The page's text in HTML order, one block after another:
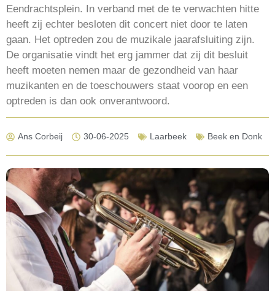
Eendrachtsplein. In verband met de te verwachten hitte
heeft zij echter besloten dit concert niet door te laten
gaan. Het optreden zou de muzikale jaarafsluiting zijn.
De organisatie vindt het erg jammer dat zij dit besluit
heeft moeten nemen maar de gezondheid van haar
muzikanten en de toeschouwers staat voorop en een
optreden is dan ook onverantwoord.
Ans Corbeij 30-06-2025 Laarbeek Beek en Donk